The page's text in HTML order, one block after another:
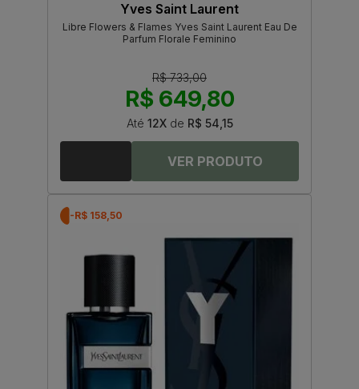
Yves Saint Laurent
Libre Flowers & Flames Yves Saint Laurent Eau De
Parfum Florale Feminino
R$ 733,00
R$ 649,80
Até 12Xde R$ 54,15
-R$ 158,50